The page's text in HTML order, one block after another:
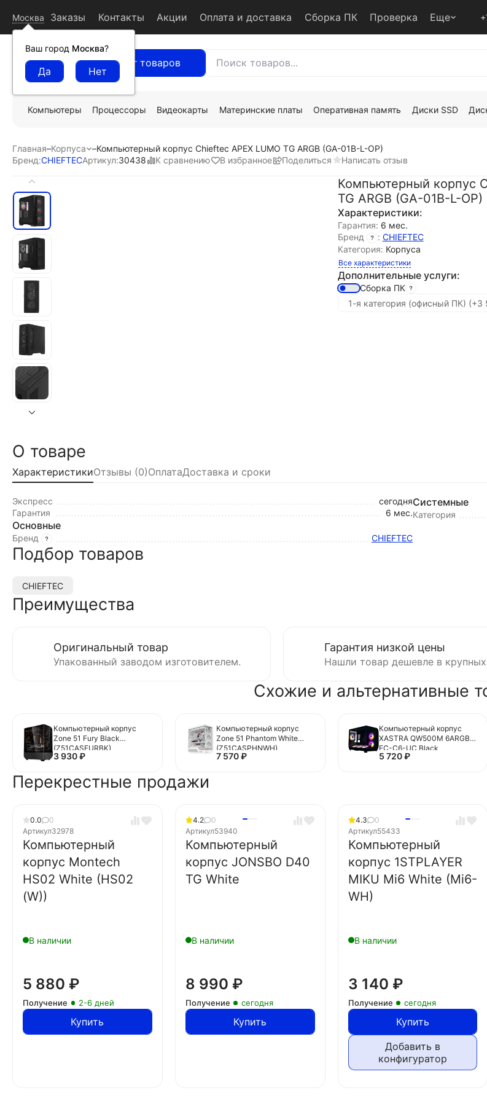
Москва
Ваш город Москва?
Заказы Контакты Акции Оплата и доставка Сборка ПК Проверка Еще
Каталог товаров
Компьютеры Процессоры Видеокарты Материнские платы Оперативная память Диски SSD
Главная–Корпуса –Компьютерный корпус Chieftec APEX LUMO TG ARGB (GA-01B-L-OP)
Бренд:CHIEFTECАртикул:30438 К сравнению В избранное Поделиться Написать отзыв
Компьютерный корпус
TG ARGB (GA-01B-L-OP)
Характеристики:
Гарантия: 6 мес.
Бренд
: CHIEFTEC
Категория: Корпуса
Все характеристики
Дополнительные услуги:
Сборка ПК
О товаре
ХарактеристикиОтзывы (0)ОплатаДоставка и сроки
Экспресс
сегодня
Гарантия
6 мес.
Основные
Бренд CHIEFTEC
Системные
Категория
Подбор товаров
CHIEFTEC
Преимущества
Оригинальный товар
Упакованный заводом изготовителем.
Гарантия низкой цены
Нашли товар дешевле в крупных
Схожие и альтернативные
Компьютерный корпус
Zone 51 Fury Black
(Z51CASFURBK)
3 930₽
Компьютерный корпус
Zone 51 Phantom White
(Z51CASPHNWH)
7 570₽
Компьютерный корпус
XASTRA QW500M 6ARGB-
FC-C6-UC Black
(QW500M-1FA36A-
5 720₽
Перекрестные продажи
0.0
0
Артикул32978
Компьютерный
корпус Montech
HS02 White (HS02
(W))
В наличии
5 880 ₽
Получение 2-6 дней
Купить
4.2
0
Артикул53940
Компьютерный
корпус JONSBO D40
TG White
В наличии
8 990 ₽
Получение сегодня
Купить
4.3
0
Артикул55433
Компьютерный
корпус 1STPLAYER
MIKU Mi6 White (Mi6-
WH)
В наличии
3 140 ₽
Получение сегодня
Купить
Добавить в
конфигуратор